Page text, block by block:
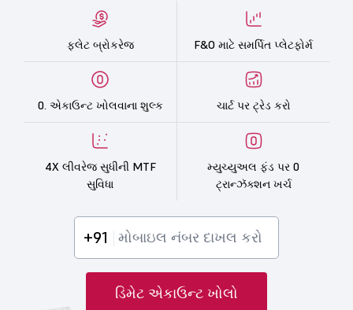
ફ્લેટ બ્રોકરેજ F&O માટે સમર્પિત પ્લેટફોર્મ
0. એકાઉન્ટ ખોલવાના શુલ્ક ચાર્ટ પર ટ્રેડ કરો
4X લીવરેજ સુધીની MTF
સુવિધા
મ્યુચ્યુઅલ ફંડ પર 0
ટ્રાન્ઝૅક્શન ખર્ચ
+91
ડિમેટ એકાઉન્ટ ખોલો